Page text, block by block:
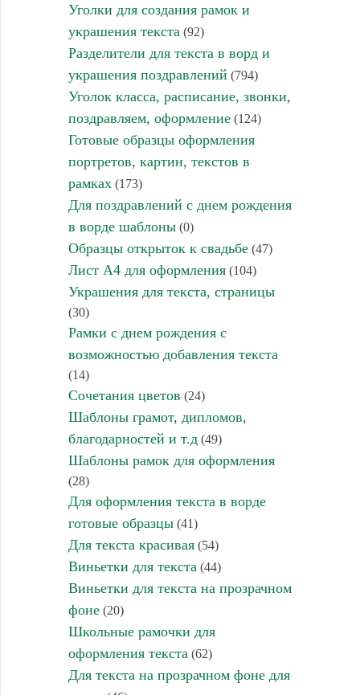
Уголки для создания рамок и
украшения текста (92)
Разделители для текста в ворд и
украшения поздравлений (794)
Уголок класса, расписание, звонки,
поздравляем, оформление(124)
Готовые образцы оформления
портретов, картин, текстов в
рамках(173)
Для поздравлений с днем рождения
в ворде шаблоны(0)
Образцы открыток к свадьбе(47)
Лист А4 для оформления(104)
Украшения для текста, страницы
(30)
Рамки с днем рождения с
возможностью добавления текста
(14)
Сочетания цветов (24)
Шаблоны грамот, дипломов,
благодарностей и т.д(49)
Шаблоны рамок для оформления
(28)
Для оформления текста в ворде
готовые образцы(41)
Для текста красивая(54)
Виньетки для текста (44)
Виньетки для текста на прозрачном
фоне(20)
Школьные рамочки для
оформления текста (62)
Для текста на прозрачном фоне для